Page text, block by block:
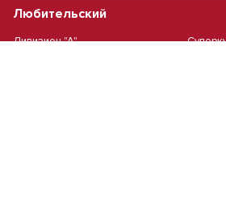
Любительский
Дивизион "А"